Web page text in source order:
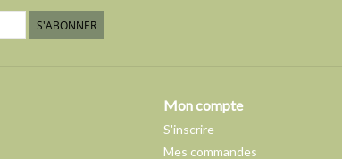
S'ABONNER
Mon compte
S'inscrire
Mes commandes